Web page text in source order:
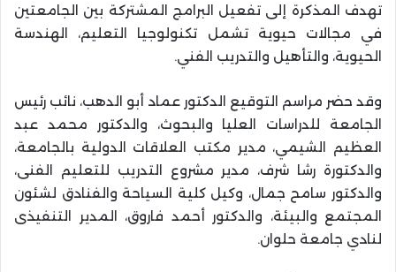
تهدف المذكرة إلى تفعيل البرامج المشتركة بين الجامعتين
في مجالات حيوية تشمل تكنولوجيا التعليم، الهندسة
الحيوية، والتأهيل والتدريب الفني.
وقد حضر مراسم التوقيع الدكتور عماد أبو الدهب، نائب رئيس
الجامعة للدراسات العليا والبحوث، والدكتور محمد عبد
العظيم الشيمي، مدير مكتب العلاقات الدولية بالجامعة،
والدكتورة رشا شرف، مدير مشروع التدريب للتعليم الفنى،
والدكتور سامح جمال، وكيل كلية السياحة والفنادق لشئون
المجتمع والبيئة، والدكتور أحمد فاروق، المدير التنفيذى
لنادي جامعة حلوان.